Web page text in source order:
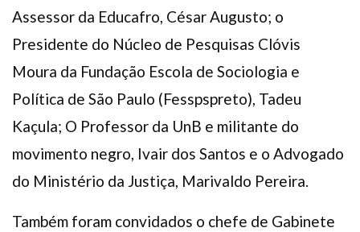
Assessor da Educafro, César Augusto; o
Presidente do Núcleo de Pesquisas Clóvis
Moura da Fundação Escola de Sociologia e
Política de São Paulo (Fesspspreto), Tadeu
Kaçula; O Professor da UnB e militante do
movimento negro, Ivair dos Santos e o Advogado
do Ministério da Justiça, Marivaldo Pereira.
Também foram convidados o chefe de Gabinete